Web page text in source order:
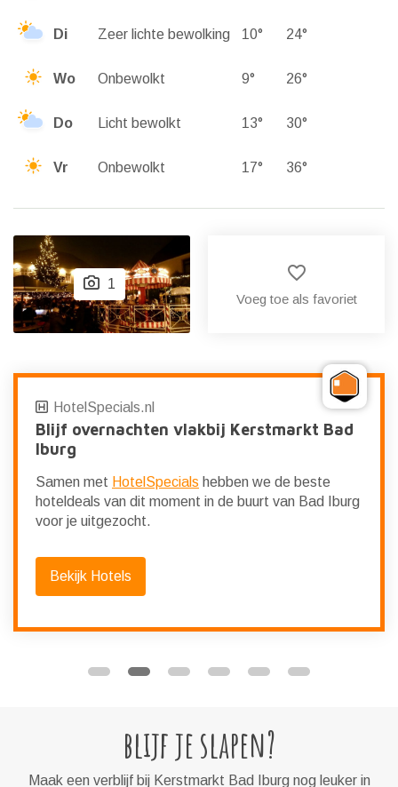
Di Zeer lichte bewolking 10° 24°
Wo Onbewolkt 9° 26°
Do Licht bewolkt 13° 30°
Vr Onbewolkt 17° 36°
1
favorite_border
Voeg toe als favoriet
HotelSpecials.nl
Blijf overnachten vlakbij Kerstmarkt Bad
Iburg
Samen met HotelSpecials hebben we de beste
hoteldeals van dit moment in de buurt van Bad Iburg
voor je uitgezocht.
Bekijk Hotels
blijf je slapen?
Maak een verblijf bij Kerstmarkt Bad Iburg nog leuker in